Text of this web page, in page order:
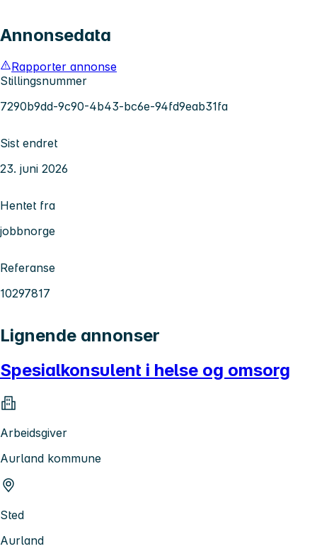
Annonsedata
Rapporter annonse
Stillingsnummer
7290b9dd-9c90-4b43-bc6e-94fd9eab31fa
Sist endret
23. juni 2026
Hentet fra
jobbnorge
Referanse
10297817
Lignende annonser
Spesialkonsulent i helse og omsorg
Arbeidsgiver
Aurland kommune
Sted
Aurland